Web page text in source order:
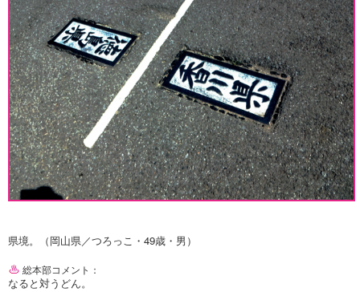
県境。（岡山県／つろっこ・49歳・男）
総本部コメント：
なると対うどん。